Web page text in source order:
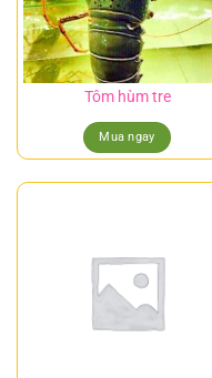
Tôm hùm tre
Mua ngay